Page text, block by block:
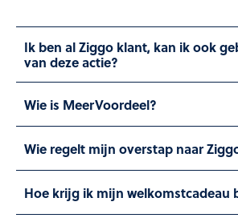
Ik ben al Ziggo klant, kan ik ook
van deze actie?
Wie is MeerVoordeel?
Wie regelt mijn overstap naar
Hoe krijg ik mijn welkomstcadeau